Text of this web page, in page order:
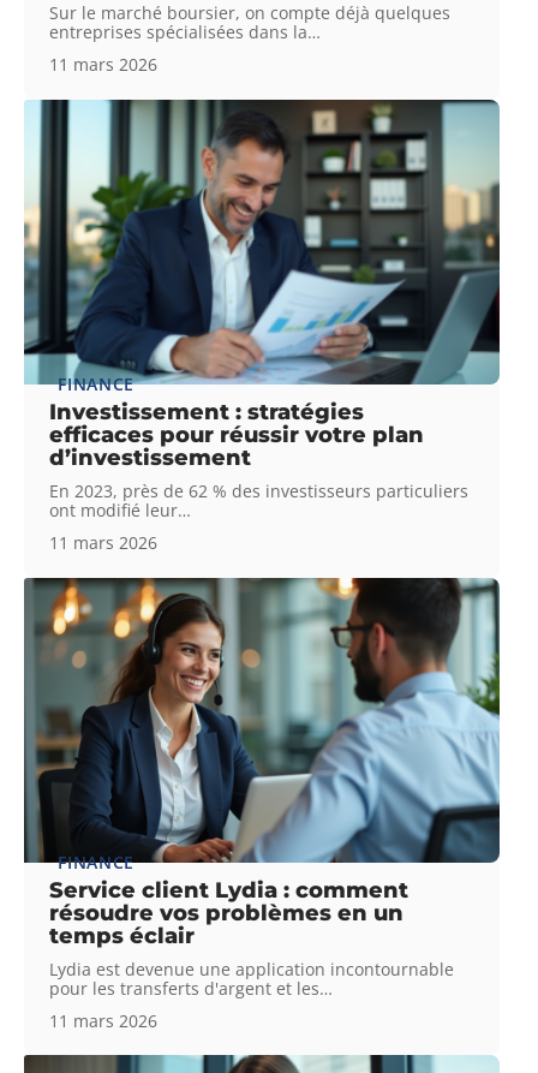
Sur le marché boursier, on compte déjà quelques
entreprises spécialisées dans la…
11 mars 2026
FINANCE
Investissement : stratégies
efficaces pour réussir votre plan
d’investissement
En 2023, près de 62 % des investisseurs particuliers
ont modifié leur…
11 mars 2026
FINANCE
Service client Lydia : comment
résoudre vos problèmes en un
temps éclair
Lydia est devenue une application incontournable
pour les transferts d'argent et les…
11 mars 2026